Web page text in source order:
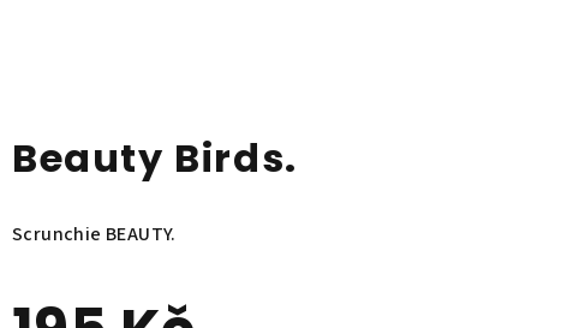
Beauty Birds.
Scrunchie BEAUTY.